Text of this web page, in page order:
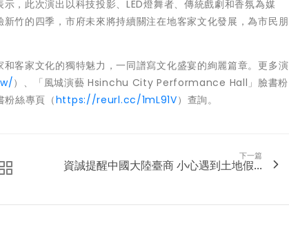
，此次演出以科技投影、LED燈舞者、傳統戲劇和香氛為媒
竹的四季，市府未來將持續關注在地客家文化發展，為市民朋
客家文化的獨特魅力，一同譜寫文化盛宴的絢麗篇章。更多演
）、「風城演藝 Hsinchu City Performance Hall」臉書粉
絲專頁（https://reurl.cc/1mL91V）查詢。
下一篇
資誠提醒中國大陸臺商 小心遇到土地假...